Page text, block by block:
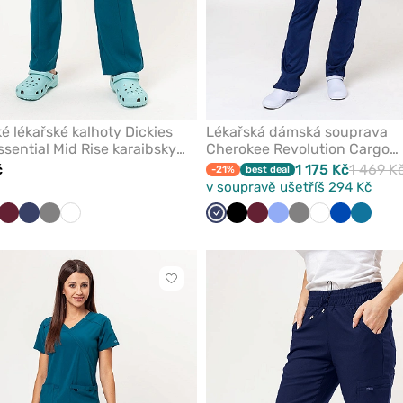
lékařské kalhoty Dickies
Mid Rise karaibsky
TřešňováNámořnická
ŠedáBílá
Lékařská dámská souprava
Cherokee Revolution Cargo
námořnická modř
-21% best deal 1 175 Kč1 469
v soupravě ušetříš 294 Kč
Námořnická
ČernáTřešňová
Klasicky
ŠedáBílá Královsky
Kliknutím